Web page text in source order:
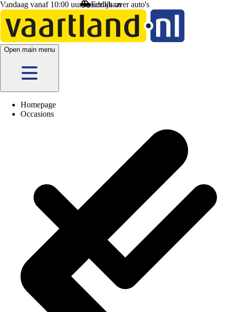
Eerlijkover auto's
Vandaag vanaf 10:00 uur beschikbaar
Open main menu
Homepage
Occasions